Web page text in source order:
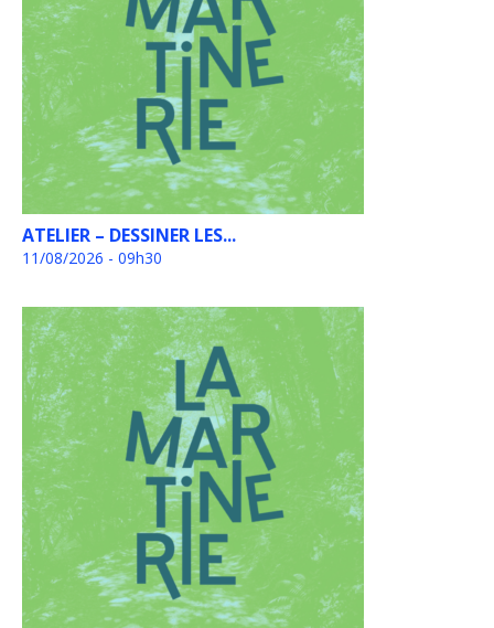
ATELIER – DESSINER LES...
11/08/2026 - 09h30